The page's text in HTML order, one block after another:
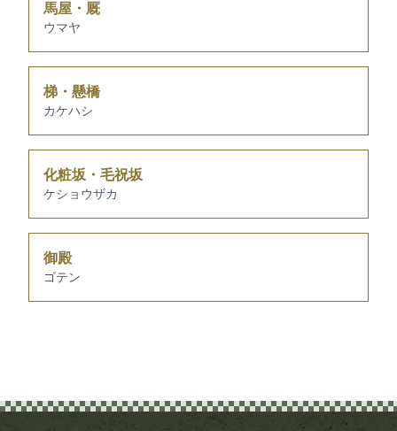
馬屋・厩
ウマヤ
梯・懸橋
カケハシ
化粧坂・毛祝坂
ケショウザカ
御殿
ゴテン